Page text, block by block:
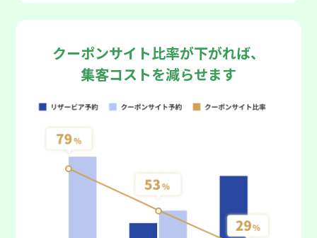
クーポンサイト比率が下がれば、
集客コストを減らせます